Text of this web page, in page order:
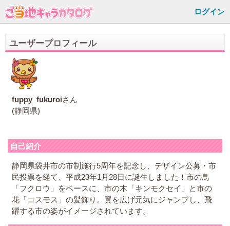
ログイン
ユーザープロフィール
fuppy_fukuroiさん
(静岡県)
自己紹介
静岡県袋井市の市制施行5周年を記念し、デザイン公募・市
民投票を経て、平成23年1月28日に誕生しました！市の鳥
「フクロウ」をベースに、市の木「キンモクセイ」と市の
花「コスモス」の髪飾り。翼を広げ元気にジャンプし、飛
躍する市の姿がイメージされています。